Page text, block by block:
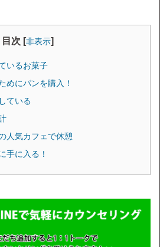
目次 [非表示]
いるお菓子
めにパンを購入！
ている
人気カフェで休憩
手に入る！